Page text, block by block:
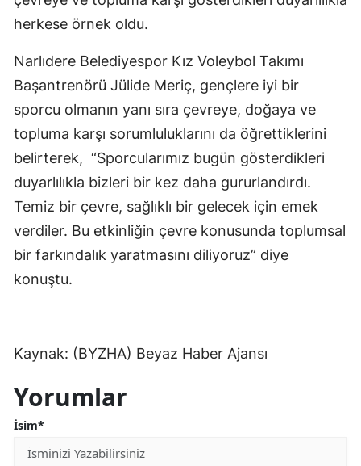
herkese örnek oldu.
Narlıdere Belediyespor Kız Voleybol Takımı
Başantrenörü Jülide Meriç, gençlere iyi bir
sporcu olmanın yanı sıra çevreye, doğaya ve
topluma karşı sorumluluklarını da öğrettiklerini
belirterek, “Sporcularımız bugün gösterdikleri
duyarlılıkla bizleri bir kez daha gururlandırdı.
Temiz bir çevre, sağlıklı bir gelecek için emek
verdiler. Bu etkinliğin çevre konusunda toplumsal
bir farkındalık yaratmasını diliyoruz” diye
konuştu.
Kaynak: (BYZHA) Beyaz Haber Ajansı
Yorumlar
İsim*